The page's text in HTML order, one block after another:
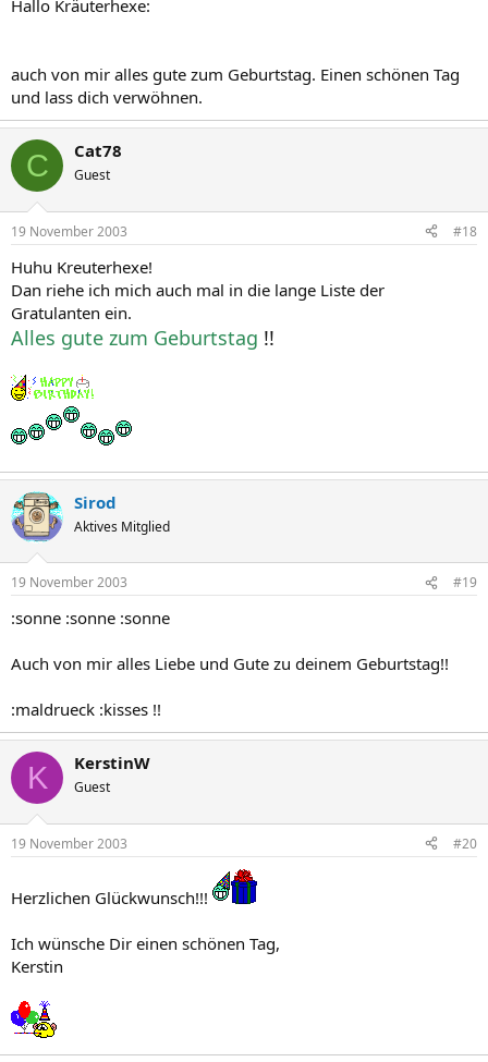
Hallo Kräuterhexe:
auch von mir alles gute zum Geburtstag. Einen schönen Tag
und lass dich verwöhnen.
C Cat78
Guest
19 November 2003 #18
Huhu Kreuterhexe!
Dan riehe ich mich auch mal in die lange Liste der
Gratulanten ein.
Alles gute zum Geburtstag !!
Sirod
Aktives Mitglied
19 November 2003 #19
:sonne :sonne :sonne
Auch von mir alles Liebe und Gute zu deinem Geburtstag!!
:maldrueck :kisses !!
K KerstinW
Guest
19 November 2003 #20
Herzlichen Glückwunsch!!!
Ich wünsche Dir einen schönen Tag,
Kerstin